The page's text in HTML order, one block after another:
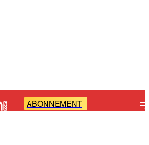
- ABONNEMENT